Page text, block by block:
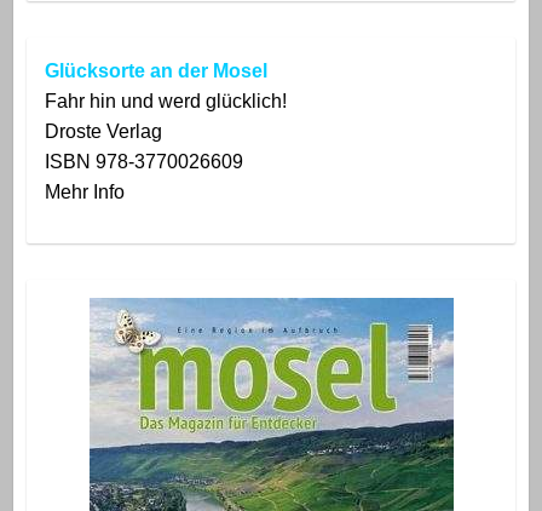
Glücksorte an der Mosel
Fahr hin und werd glücklich!
DrosteVerlag
ISBN 978-3770026609
Mehr Info